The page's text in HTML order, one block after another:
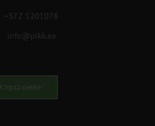
+372 5201078
info@pikk.ee
Kirjuta meile!